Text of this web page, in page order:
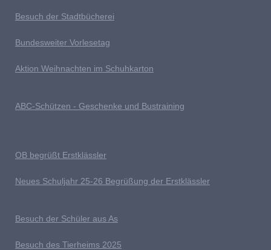
Besuch der Stadtbücherei
Bundesweiter Vorlesetag
Aktion Weihnachten im Schuhkarton
ABC-Schützen - Geschenke und Bustraining
OB begrüßt Erstklässler
Neues Schuljahr 25-26 Begrüßung der Erstklässler
Besuch der Schüler aus As
Besuch des Tierheims 2025